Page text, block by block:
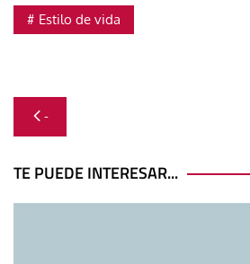
Estilo de vida
Navegación
de
entradas
-
TE PUEDE INTERESAR...